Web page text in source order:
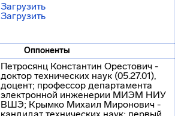
Загрузить
Загрузить
Оппоненты
Петросянц Константин Орестович -
доктор технических наук (05.27.01),
доцент; профессор департамента
электронной инженерии МИЭМ НИУ
ВШЭ; Крымко Михаил Миронович -